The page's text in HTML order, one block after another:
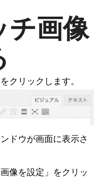
チ画像
クリックします。
ドウが画面に表示さ
像を設定」をクリッ